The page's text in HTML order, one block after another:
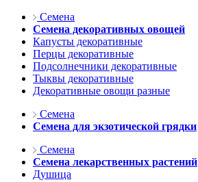
Семена
Семена декоративных овощей
Капусты декоративные
Перцы декоративные
Подсолнечники декоративные
Тыквы декоративные
Декоративные овощи разные
Семена
Семена для экзотической грядки
Семена
Семена лекарственных растений
Душица